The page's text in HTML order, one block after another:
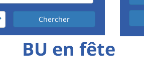
Chercher
University
Titre
BU en fête